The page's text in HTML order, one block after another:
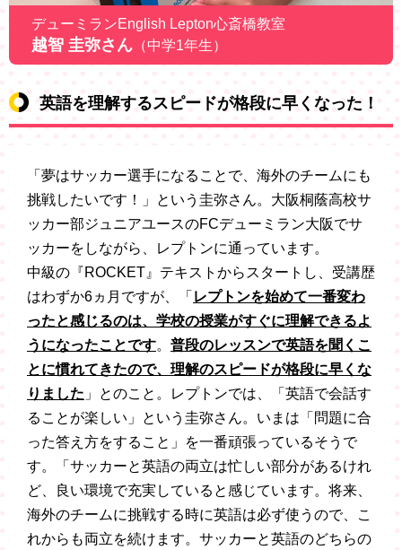
デューミランEnglish Lepton心斎橋教室
越智 圭弥さん （中学1年生）
英語を理解するスピードが格段に早くなった！
「夢はサッカー選手になることで、海外のチームにも
挑戦したいです！」という圭弥さん。大阪桐蔭高校サ
ッカー部ジュニアユースのFCデューミラン大阪でサ
ッカーをしながら、レプトンに通っています。
中級の『ROCKET』テキストからスタートし、受講歴
はわずか6ヵ月ですが、「 レプトンを始めて一番変わ
ったと感じるのは、学校の授業がすぐに理解できるよ
うになったことです。 普段のレッスンで英語を聞くこ
とに慣れてきたので、理解のスピードが格段に早くな
りました 」とのこと。レプトンでは、「英語で会話す
ることが楽しい」という圭弥さん。いまは「問題に合
った答え方をすること」を一番頑張っているそうで
す。「サッカーと英語の両立は忙しい部分があるけれ
ど、良い環境で充実していると感じています。将来、
海外のチームに挑戦する時に英語は必ず使うので、こ
れからも両立を続けます。サッカーと英語のどちらの